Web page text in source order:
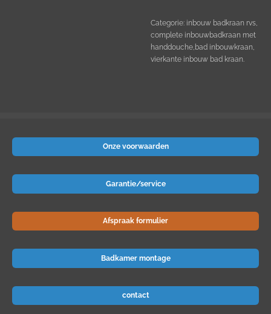
Categorie: inbouw badkraan rvs,
complete inbouwbadkraan met
handdouche,bad inbouwkraan,
vierkante inbouw bad kraan.
Onze voorwaarden
Garantie/service
Afspraak formulier
Badkamer montage
contact